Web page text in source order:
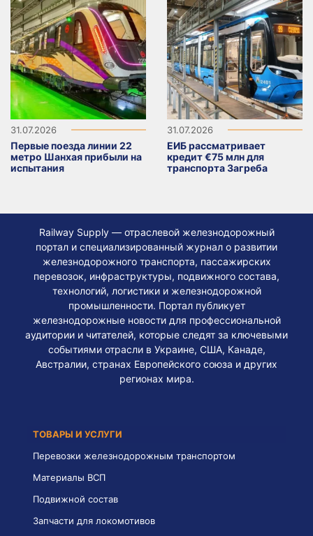
31.07.2026
Первые поезда линии 22
метро Шанхая прибыли на
испытания
31.07.2026
ЕИБ рассматривает
кредит €75 млн для
транспорта Загреба
Railway Supply — отраслевой железнодорожный
портал и специализированный журнал о развитии
железнодорожного транспорта, пассажирских
перевозок, инфраструктуры, подвижного состава,
технологий, логистики и железнодорожной
промышленности. Портал публикует
железнодорожные новости для профессиональной
аудитории и читателей, которые следят за ключевыми
событиями отрасли в Украине, США, Канаде,
Австралии, странах Европейского союза и других
регионах мира.
ТОВАРЫ И УСЛУГИ
Перевозки железнодорожным транспортом
Материалы ВСП
Подвижной состав
Запчасти для локомотивов